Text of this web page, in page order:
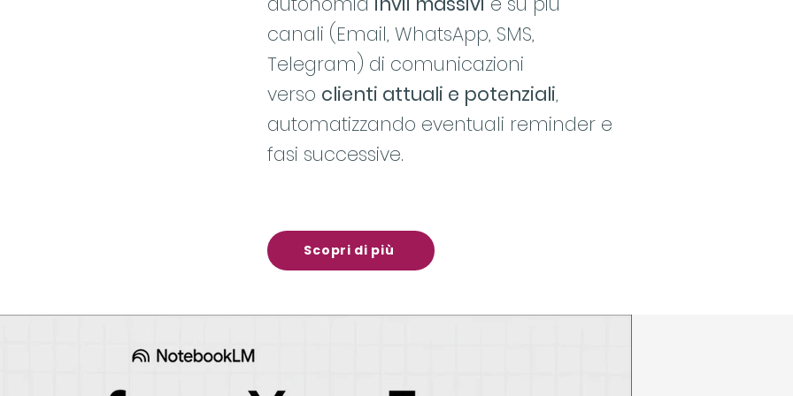
canali (Email, WhatsApp, SMS,
Telegram) di comunicazioni
verso clienti attuali e potenziali,
automatizzando eventuali reminder e
fasi successive.
Scopri di più